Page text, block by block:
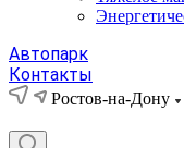
Автопарк
Контакты
Ростов-на-Дону